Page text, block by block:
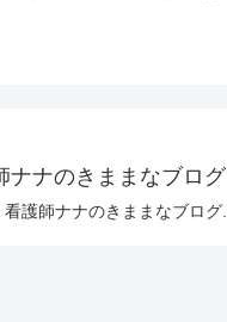
ナナのきままなブログ
護師ナナのきままなブログ.